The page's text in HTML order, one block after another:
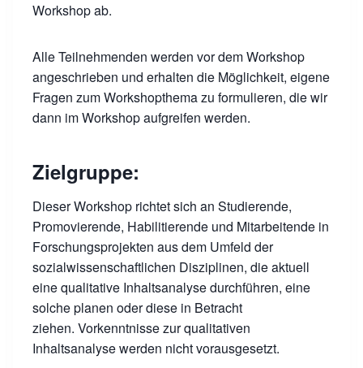
Workshop ab.
Alle Teilnehmenden werden vor dem Workshop
angeschrieben und erhalten die Möglichkeit, eigene
Fragen zum Workshopthema zu formulieren, die wir
dann im Workshop aufgreifen werden.
Zielgruppe:
Dieser Workshop richtet sich an Studierende,
Promovierende, Habilitierende und Mitarbeitende in
Forschungsprojekten aus dem Umfeld der
sozialwissenschaftlichen Disziplinen, die aktuell
eine qualitative Inhaltsanalyse durchführen, eine
solche planen oder diese in Betracht
ziehen. Vorkenntnisse zur qualitativen
Inhaltsanalyse werden nicht vorausgesetzt.